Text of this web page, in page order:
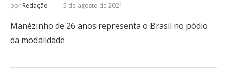
por Redação 5 de agosto de 2021
Manézinho de 26 anos representa o Brasil no pódio
da modalidade